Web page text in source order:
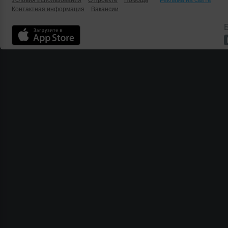
Контактная информация
Вакансии